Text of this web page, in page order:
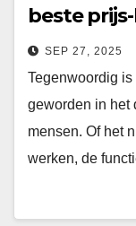
beste
Ontdek de
SEP 27, 2025
Tegenwoordig
geworden in het
mensen. Of het
werken, de